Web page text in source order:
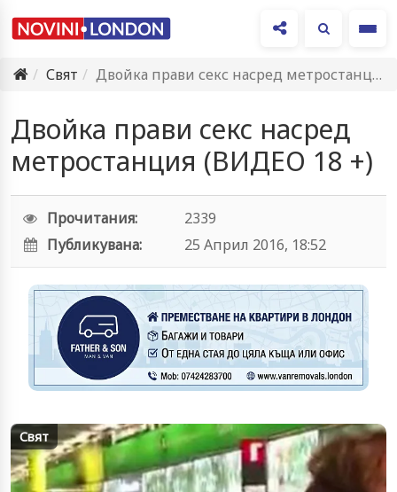
Свят
Двойка прави секс насред метростанция (ВИДЕО 18 +)
Двойка прави секс насред
метростанция (ВИДЕО 18 +)
Прочитания:
2339
Публикувана:
25 Април 2016, 18:52
Свят